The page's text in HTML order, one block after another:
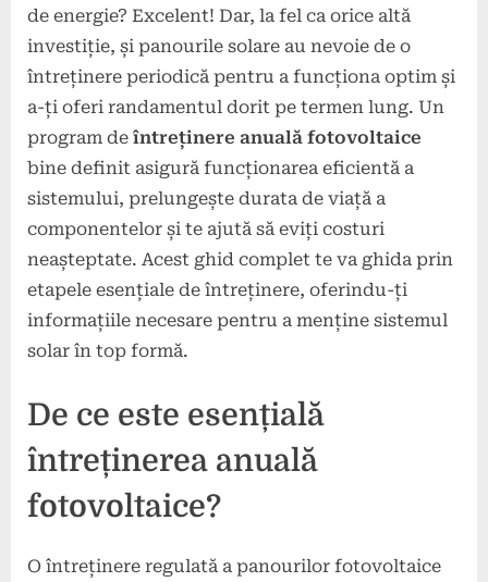
de energie? Excelent! Dar, la fel ca orice altă
investiție, și panourile solare au nevoie de o
întreținere periodică pentru a funcționa optim și
a-ți oferi randamentul dorit pe termen lung. Un
program de întreținere anuală fotovoltaice
bine definit asigură funcționarea eficientă a
sistemului, prelungește durata de viață a
componentelor și te ajută să eviți costuri
neașteptate. Acest ghid complet te va ghida prin
etapele esențiale de întreținere, oferindu-ți
informațiile necesare pentru a menține sistemul
solar în top formă.
De ce este esențială
întreținerea anuală
fotovoltaice?
O întreținere regulată a panourilor fotovoltaice